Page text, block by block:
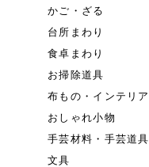
かご・ざる
台所まわり
食卓まわり
お掃除道具
布もの・インテリア
おしゃれ小物
手芸材料・手芸道具
文具